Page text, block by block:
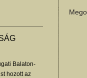
Balaton-
hozott az